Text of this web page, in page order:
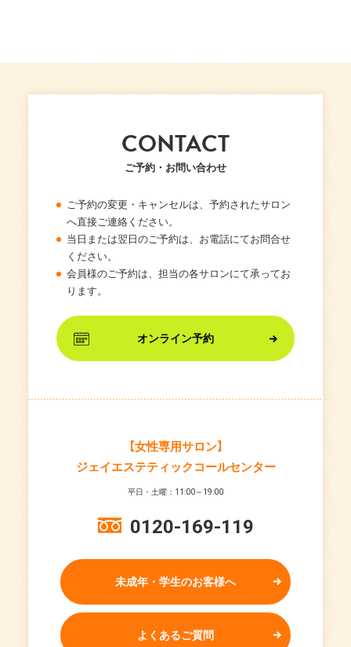
CONTACT
ご予約・お問い合わせ
ご予約の変更・キャンセルは、予約されたサロン
へ直接ご連絡ください。
当日または翌日のご予約は、お電話にてお問合せ
ください。
会員様のご予約は、担当の各サロンにて承ってお
ります。
オンライン予約
【女性専用サロン】
ジェイエステティックコールセンター
平日・土曜：11:00～19:00
0120-169-119
未成年・学生のお客様へ
よくあるご質問